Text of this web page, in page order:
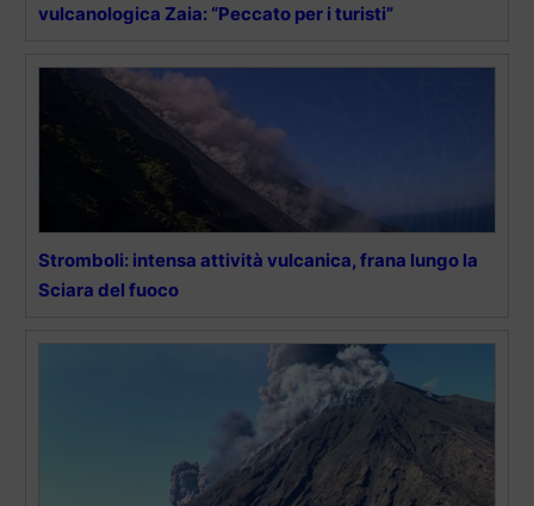
vulcanologica Zaia: “Peccato per i turisti”
Stromboli: intensa attività vulcanica, frana lungo la
Sciara del fuoco